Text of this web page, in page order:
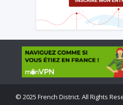
© 2025 French District. All Rights